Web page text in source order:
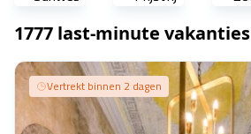
1777 last-minute vakanties
Vertrekt binnen 2 dagen